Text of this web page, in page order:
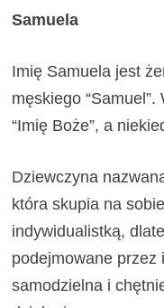
Samuela
Imię Samuela jest
męskiego
“Imię Boże”, a
Dziewczyna
która skupia na
indywidualistką,
podejmowane przez
samodzielna i